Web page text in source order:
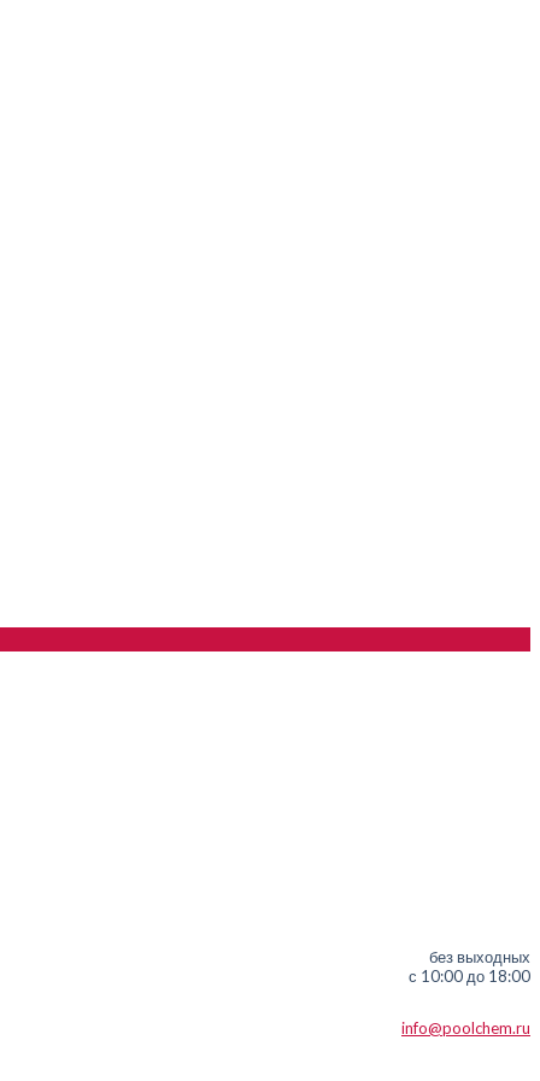
без выходных
с 10:00 до 18:00
info@poolchem.ru